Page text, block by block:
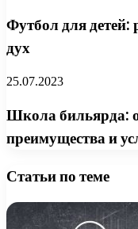
Футбол для детей:
дух
25.07.2023
Школа бильярда:
преимущества и
Статьи по теме